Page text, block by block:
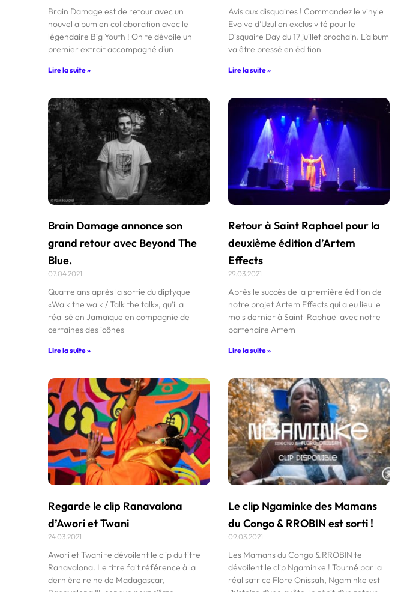
Brain Damage est de retour avec un
nouvel album en collaboration avec le
légendaire Big Youth ! On te dévoile un
premier extrait accompagné d’un
Lire la suite »
Avis aux disquaires ! Commandez le vinyle
Evolve d’Uzul en exclusivité pour le
Disquaire Day du 17 juillet prochain. L’album
va être pressé en édition
Lire la suite »
Brain Damage annonce son
grand retour avec Beyond The
Blue.
07.04.2021
Quatre ans après la sortie du diptyque
«Walk the walk / Talk the talk», qu’il a
réalisé en Jamaïque en compagnie de
certaines des icônes
Lire la suite »
Retour à Saint Raphael pour la
deuxième édition d’Artem
Effects
29.03.2021
Après le succès de la première édition de
notre projet Artem Effects qui a eu lieu le
mois dernier à Saint-Raphaël avec notre
partenaire Artem
Lire la suite »
Regarde le clip Ranavalona
d’Awori et Twani
24.03.2021
Awori et Twani te dévoilent le clip du titre
Ranavalona. Le titre fait référence à la
dernière reine de Madagascar,
Le clip Ngaminke des Mamans
du Congo & RROBIN est sorti !
09.03.2021
Les Mamans du Congo & RROBIN te
dévoilent le clip Ngaminke ! Tourné par la
réalisatrice Flore Onissah, Ngaminke est